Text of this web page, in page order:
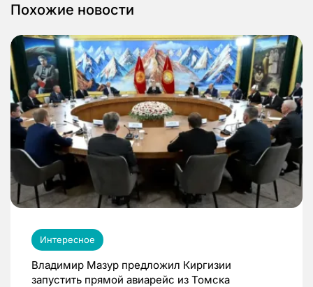
Похожие новости
Интересное
Владимир Мазур предложил Киргизии
запустить прямой авиарейс из Томска